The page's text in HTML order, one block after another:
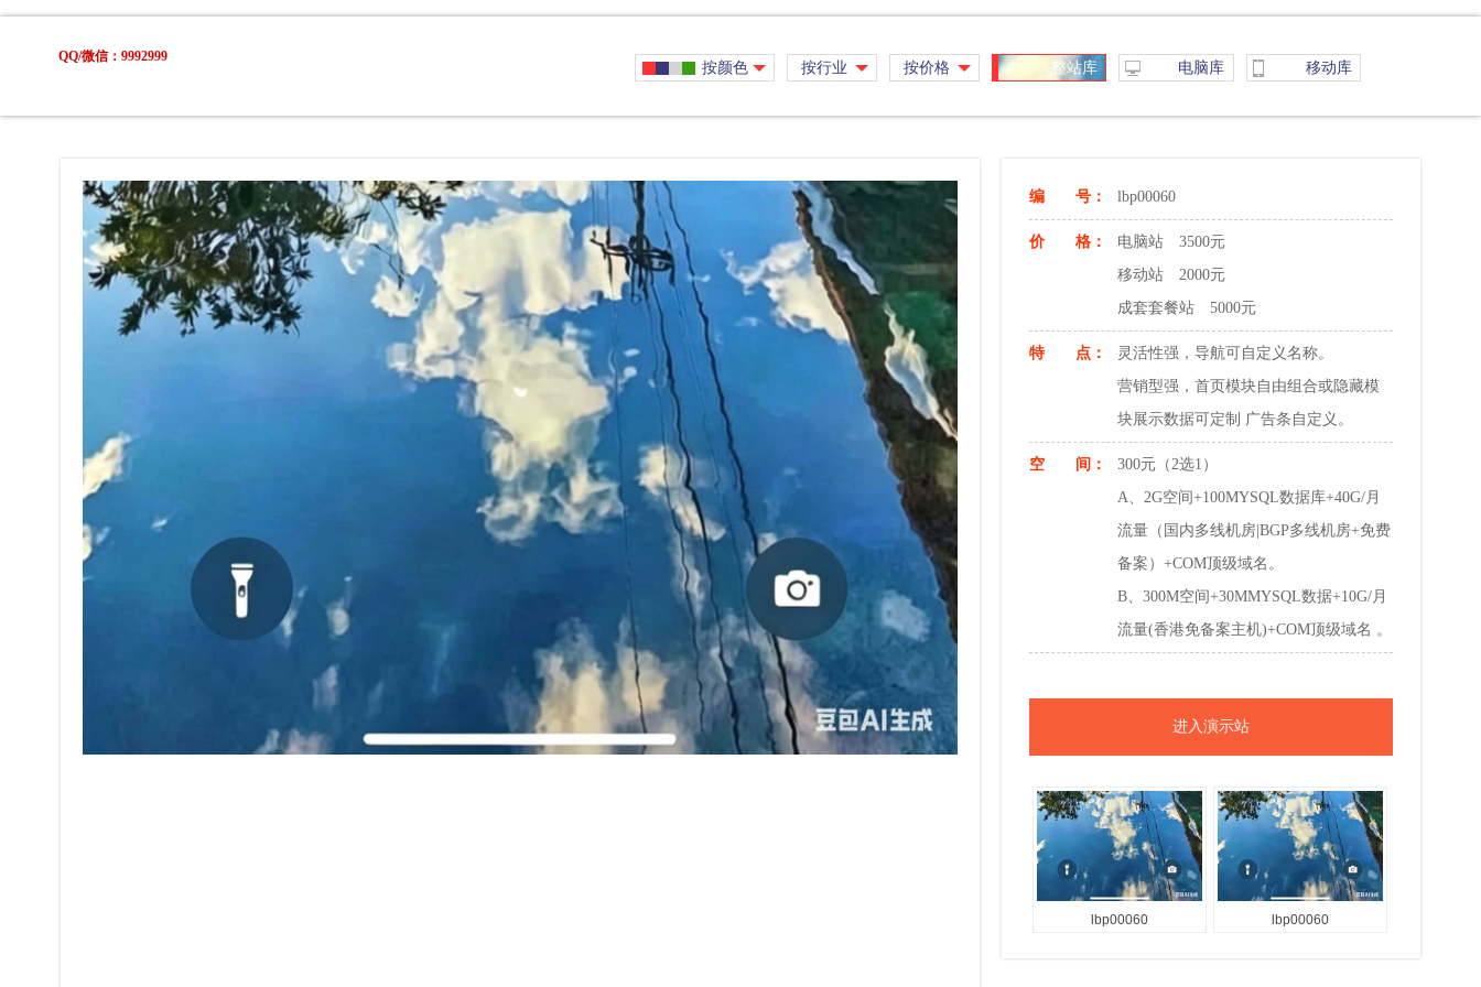
QQ/微信：9992999
按颜色 按行业 按价格 整站库 电脑库 移动库
编 号： lbp00060
价 格：
电脑站 3500元
移动站 2000元
成套套餐站 5000元
特 点：
灵活性强，导航可自定义名称。
营销型强，首页模块自由组合或隐藏模
块展示数据可定制 广告条自定义。
空 间：
300元（2选1）
A、2G空间+100MYSQL数据库+40G/月
流量（国内多线机房|BGP多线机房+免费
备案）+COM顶级域名。
B、300M空间+30MMYSQL数据+10G/月
流量(香港免备案主机)+COM顶级域名 。
进入演示站
lbp00060 lbp00060